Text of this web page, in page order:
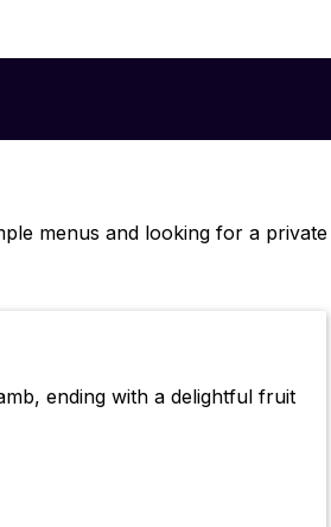
menus and looking for a private
ending with a delightful fruit